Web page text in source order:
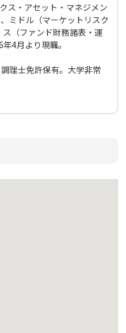
ス・アセット・マネジメン
ミドル（マーケットリスク
（ファンド財務諸表・運
4月より現職。
理士免許保有。大学非常